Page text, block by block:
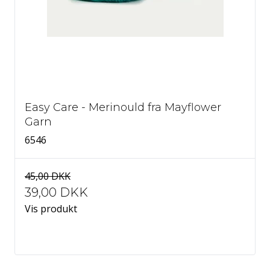
Easy Care - Merinould fra Mayflower
Garn
6546
45,00 DKK
39,00 DKK
Vis produkt